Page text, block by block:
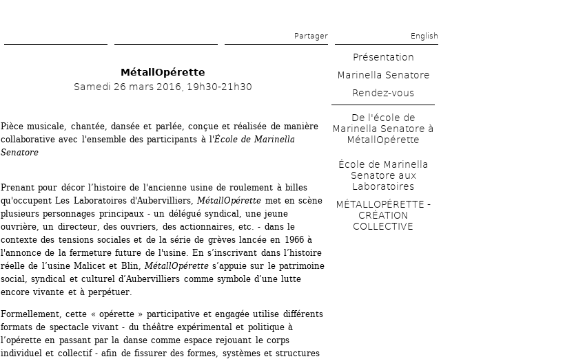
contenu
Partager English
MétallOpérette
Samedi 26 mars 2016, 19h30-21h30
Pièce musicale, chantée, dansée et parlée, conçue et réalisée de manière
collaborative avec l'ensemble des participants à l'École de Marinella
Senatore
Prenant pour décor l’histoire de l'ancienne usine de roulement à billes
qu'occupent Les Laboratoires d'Aubervilliers, MétallOpérette met en scène
plusieurs personnages principaux - un délégué syndical, une jeune
ouvrière, un directeur, des ouvriers, des actionnaires, etc. - dans le
contexte des tensions sociales et de la série de grèves lancée en 1966 à
l'annonce de la fermeture future de l'usine. En s’inscrivant dans l’histoire
réelle de l’usine Malicet et Blin, MétallOpérettes’appuie sur le patrimoine
social, syndical et culturel d’Aubervilliers comme symbole d’une lutte
encore vivante et à perpétuer.
Formellement, cette « opérette » participative et engagée utilise différents
formats de spectacle vivant - du théâtre expérimental et politique à
l’opérette en passant par la danse comme espace rejouant le corps
individuel et collectif - afin de fissurer des formes, systèmes et structures
Présentation
Marinella Senatore
Rendez-vous
De l'école de
Marinella Senatore à
MétallOpérette
École de Marinella
Senatore aux
Laboratoires
MÉTALLOPÉRETTE -
CRÉATION
COLLECTIVE